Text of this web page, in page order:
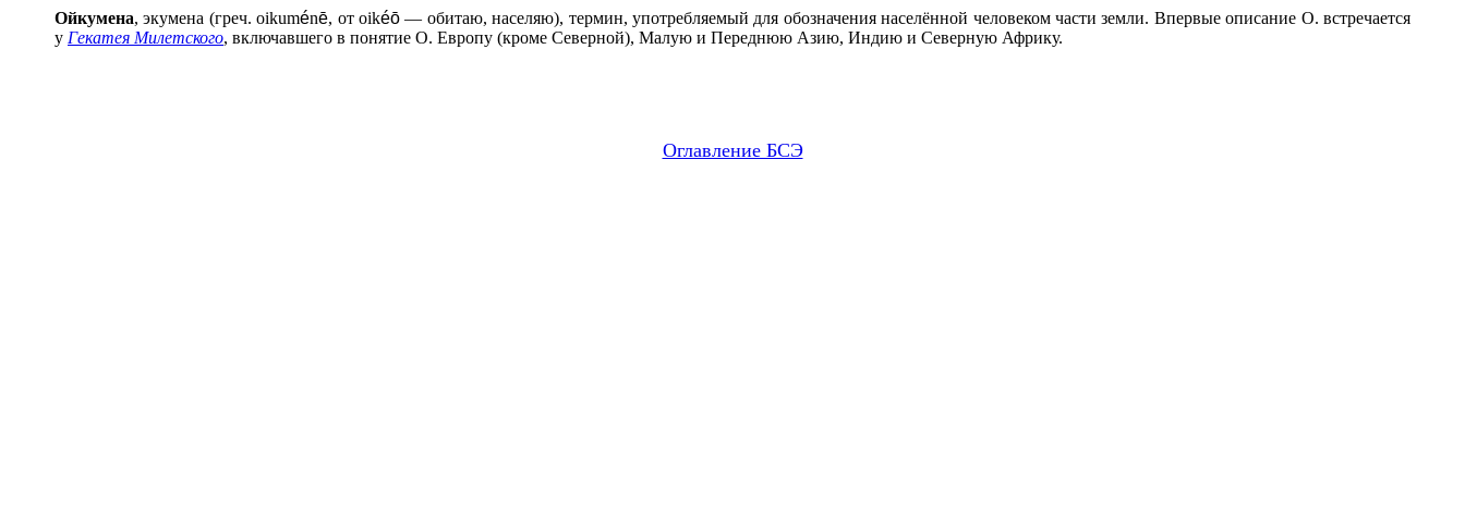
Ойкумена, экумена (греч. oikuménē, от oikéō — обитаю, населяю), термин, употребляемый для обозначения населённой человеком части земли. Впервые описание О. встречается
у Гекатея Милетского, включавшего в понятие О. Европу (кроме Северной), Малую и Переднюю Азию, Индию и Северную Африку.
Оглавление БСЭ